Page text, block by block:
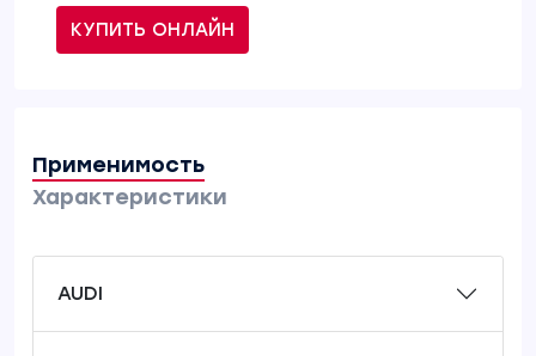
КУПИТЬ ОНЛАЙН
Применимость
Характеристики
AUDI